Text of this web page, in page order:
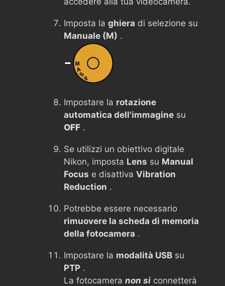
Imposta la ghiera di selezione su
Manuale (M) .
Impostare la rotazione
automatica dell'immagine su
OFF .
Se utilizzi un obiettivo digitale
Nikon, imposta Lens su Manual
Focus e disattiva Vibration
Reduction .
Potrebbe essere necessario
rimuovere la scheda di memoria
della fotocamera .
Impostare la modalità USB su
PTP .
La fotocamera non si connetterà